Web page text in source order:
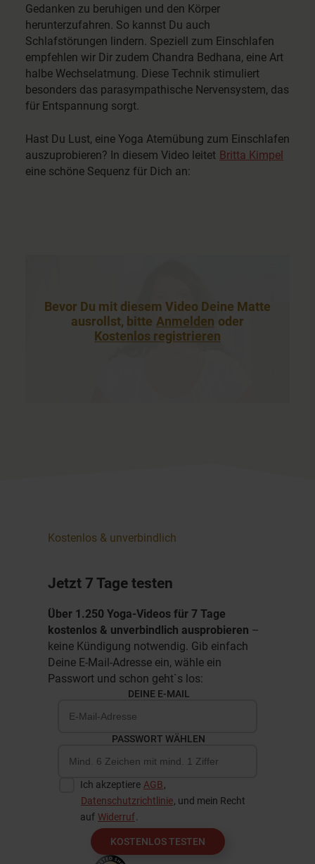
Gedanken zu beruhigen und den Körper
herunterzufahren. So kannst Du auch
Schlafstörungen lindern. Speziell zum Einschlafen
empfehlen wir Dir zudem Chandra Bedhana, eine Art
halbe Wechselatmung. Diese Technik stimuliert
besonders das parasympathische Nervensystem, das
für Entspannung sorgt.
Hast Du Lust, eine Yoga Atemübung zum Einschlafen
auszuprobieren? In diesem Video leitet Britta Kimpel
eine schöne Sequenz für Dich an:
Bevor Du mit diesem Video Deine Matte
ausrollst, bitte Anmelden oder
Kostenlos registrieren
Kostenlos & unverbindlich
Jetzt 7 Tage testen
Über 1.250 Yoga-Videos für 7 Tage
kostenlos & unverbindlich ausprobieren –
keine Kündigung notwendig. Gib einfach
Deine E-Mail-Adresse ein, wähle ein
Passwort und schon geht`s los:
DEINE E-MAIL
PASSWORT WÄHLEN
Ich akzeptiere AGB,
Datenschutzrichtlinie, und mein Recht
auf Widerruf
KOSTENLOS TESTEN